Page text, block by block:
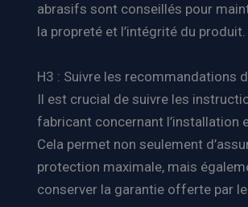
abrasifs sont conseillés pour
la propreté et l’intégrité du produit.
H3 : Suivre les recommandations
Il est crucial de suivre les
fabricant concernant l’installation
Cela permet non seulement
protection maximale, mais
conserver la garantie offerte par